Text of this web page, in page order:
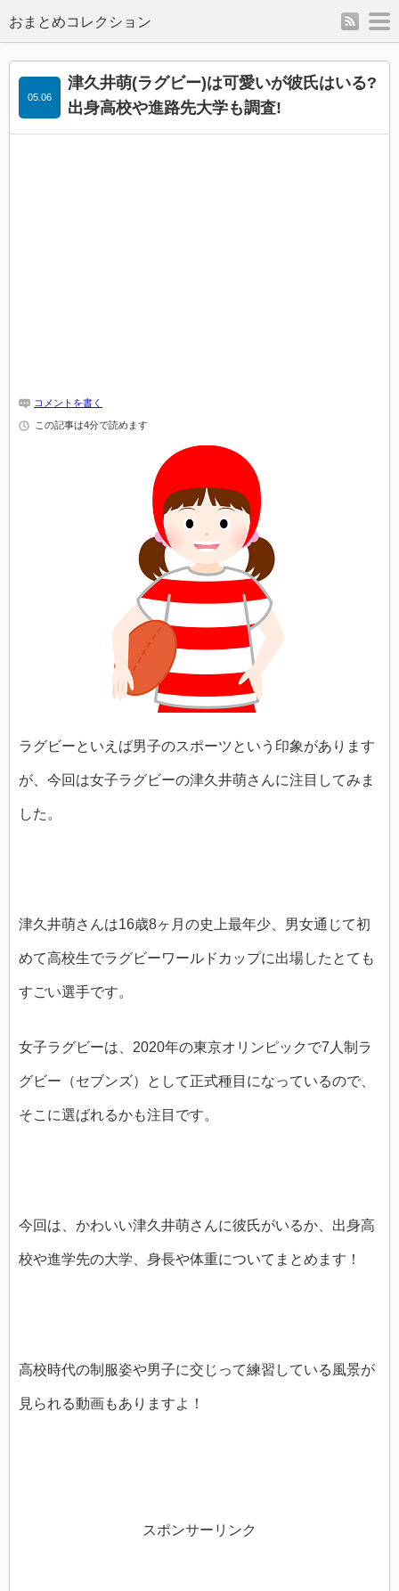
rss
津久井萌(ラグビー)は可愛いが彼氏はいる?
出身高校や進路先大学も調査!
05.06
コメントを書く
この記事は4分で読めます
ラグビーといえば男子のスポーツという印象があります
が、今回は女子ラグビーの津久井萌さんに注目してみま
した。
津久井萌さんは16歳8ヶ月の史上最年少、男女通じて初
めて高校生でラグビーワールドカップに出場したとても
すごい選手です。
女子ラグビーは、2020年の東京オリンピックで7人制ラ
グビー（セブンズ）として正式種目になっているので、
そこに選ばれるかも注目です。
今回は、かわいい津久井萌さんに彼氏がいるか、出身高
校や進学先の大学、身長や体重についてまとめます！
高校時代の制服姿や男子に交じって練習している風景が
見られる動画もありますよ！
スポンサーリンク